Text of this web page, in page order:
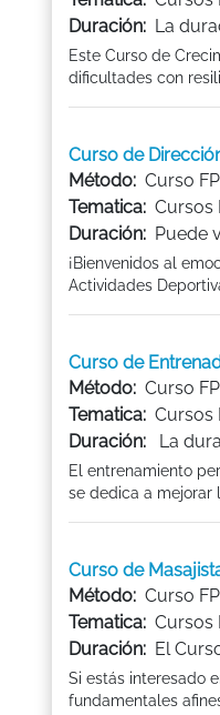
Duración: La
Este Curso de
dificultades con
Curso de
Método: Curso
Tematica: Cursos
Duración: Puede
¡Bienvenidos al
Actividades
Curso de
Método: Curso
Tematica: Cursos
Duración:
La
El entrenamiento
se dedica a mejorar
Curso de
Método: Curso
Tematica: Cursos
Duración: El
Si estás interesado
fundamentales